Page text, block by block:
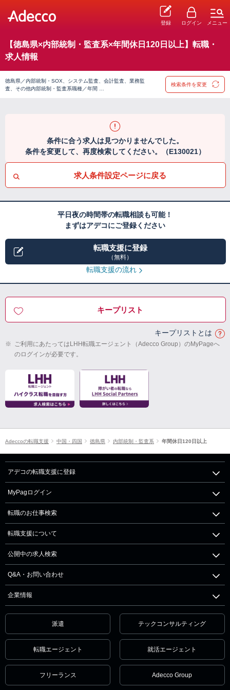
登録 ログイン メニュー
【徳島県×内部統制・監査系×年間休日120日以上】転職・
求人情報
徳島県／内部統制・SOX、システム監査、会計監査、業務監
査、その他内部統制・監査系職種／年間 …
検索条件を変更
条件に合う求人は見つかりませんでした。
条件を変更して、再度検索してください。（E130021）
求人条件設定ページに戻る
平日夜の時間帯の転職相談も可能！
まずはアデコにご登録ください
転職支援に登録
（無料）
転職支援の流れ
キープリスト
キープリストとは
※ ご利用にあたってはLHH転職エージェント（Adecco Group）のMyPageへ
のログインが必要です。
Adeccoの転職支援 中国・四国 徳島県 内部統制・監査系 年間休日120日以上
アデコの転職支援に登録
MyPagログイン
転職のお仕事検索
転職支援について
公開中の求人検索
Q&A・お問い合わせ
企業情報
派遣 テックコンサルティング
転職エージェント 就活エージェント
フリーランス Adecco Group